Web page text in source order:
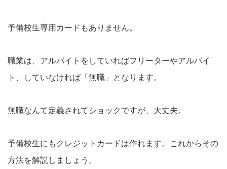
予備校生専用カードもありません。
職業は、アルバイトをしていればフリーターやアルバイ
ト、していなければ「無職」となります。
無職なんて定義されてショックですが、大丈夫。
予備校生にもクレジットカードは作れます。これからその
方法を解説しましょう。